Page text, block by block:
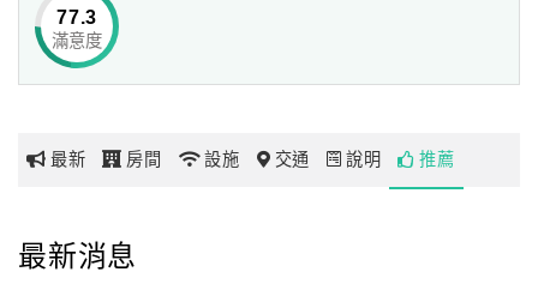
網
玩
玩
樂
77.3
滿意度
最新 房間 設施 交通 說明 推薦
最新消息